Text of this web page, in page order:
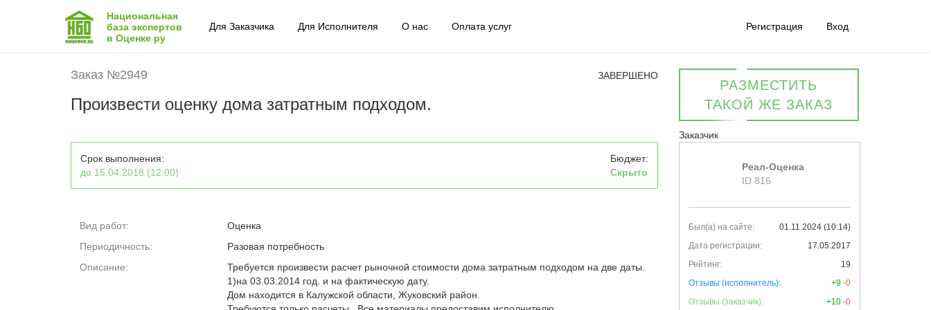
Национальная
база экспертов
в Оценке ру
Для Заказчика Для Исполнителя О нас Оплата услуг Регистрация Вход
Заказ №2949 ЗАВЕРШЕНО
Произвести оценку дома затратным подходом.
РАЗМЕСТИТЬ
ТАКОЙ ЖЕ ЗАКАЗ
Срок выполнения:
до 15.04.2018 (12:00)
Бюджет:
Скрыто
Вид работ:
Оценка
Периодичность:
Разовая потребность
Описание:
Требуется произвести расчет рыночной стоимости дома затратным подходом на две даты.
1)на 03.03.2014 год. и на фактическую дату.
Дом находится в Калужской области, Жуковский район.
Заказчик
Реал-Оценка
ID 816
Был(а) на сайте:
01.11.2024 (10:14)
Дата регистрации:
17.05.2017
Рейтинг:
19
Отзывы (исполнитель):
+9 -0
Отзывы (заказчик):
+10 -0